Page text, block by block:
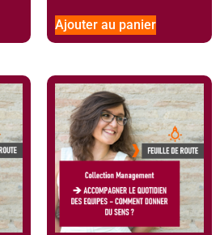
Ajouter au panier